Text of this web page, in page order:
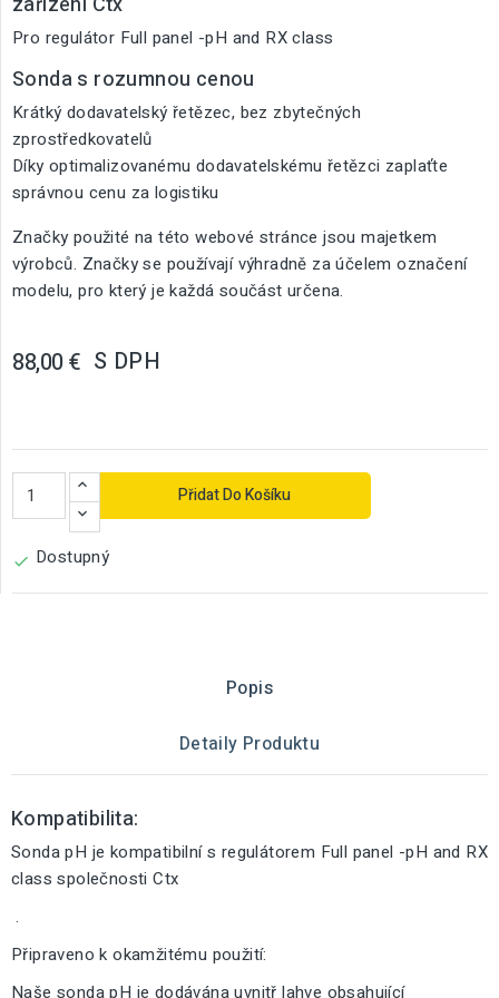
Pro regulátor Full panel -pH and RX class
Sonda s rozumnou cenou
Krátký dodavatelský řetězec, bez zbytečných
zprostředkovatelů
Díky optimalizovanému dodavatelskému řetězci zaplaťte
správnou cenu za logistiku
Značky použité na této webové stránce jsou majetkem
výrobců. Značky se používají výhradně za účelem označení
modelu, pro který je každá součást určena.
88,00 € S DPH
Přidat Do Košíku
 Dostupný
Popis
Detaily Produktu
Kompatibilita:
Sonda pH je kompatibilní s regulátorem Full panel -pH and RX
class společnosti Ctx
.
Připraveno k okamžitému použití:
Naše sonda pH je dodávána uvnitř lahve obsahující